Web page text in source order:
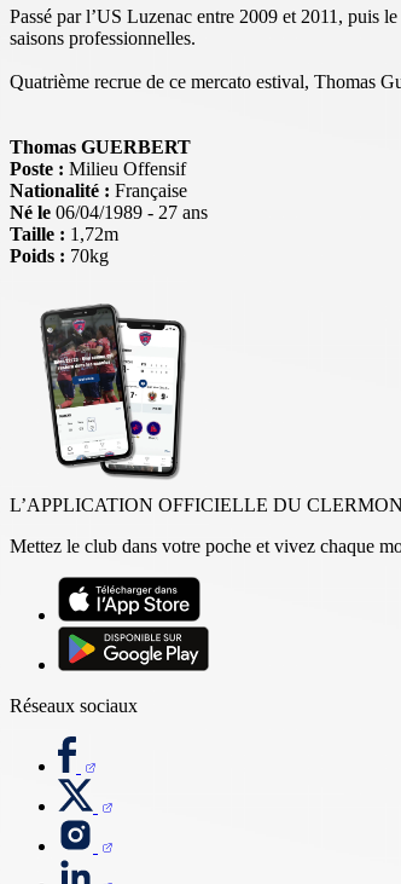
Passé par l’US Luzenac entre 2009 et 2011, puis
saisons professionnelles.
Quatrième recrue de ce mercato estival, Thomas
Thomas GUERBERT
Poste : Milieu Offensif
Nationalité : Française
Né le 06/04/1989 - 27 ans
Taille : 1,72m
Poids : 70kg
L’APPLICATION OFFICIELLE DU
Mettez le club dans votre poche et vivez chaque
Réseaux sociaux